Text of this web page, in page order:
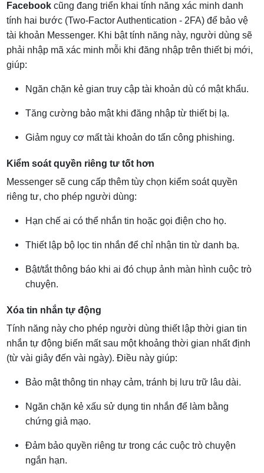
Facebook cũng đang triển khai tính năng xác minh danh
tính hai bước (Two-Factor Authentication - 2FA) để bảo vệ
tài khoản Messenger. Khi bật tính năng này, người dùng sẽ
phải nhập mã xác minh mỗi khi đăng nhập trên thiết bị mới,
giúp:
Ngăn chặn kẻ gian truy cập tài khoản dù có mật khẩu.
Tăng cường bảo mật khi đăng nhập từ thiết bị lạ.
Giảm nguy cơ mất tài khoản do tấn công phishing.
Kiểm soát quyền riêng tư tốt hơn
Messenger sẽ cung cấp thêm tùy chọn kiểm soát quyền
riêng tư, cho phép người dùng:
Hạn chế ai có thể nhắn tin hoặc gọi điện cho họ.
Thiết lập bộ lọc tin nhắn để chỉ nhận tin từ danh bạ.
Bật/tắt thông báo khi ai đó chụp ảnh màn hình cuộc trò
chuyện.
Xóa tin nhắn tự động
Tính năng này cho phép người dùng thiết lập thời gian tin
nhắn tự động biến mất sau một khoảng thời gian nhất định
(từ vài giây đến vài ngày). Điều này giúp:
Bảo mật thông tin nhạy cảm, tránh bị lưu trữ lâu dài.
Ngăn chặn kẻ xấu sử dụng tin nhắn để làm bằng
chứng giả mạo.
Đảm bảo quyền riêng tư trong các cuộc trò chuyện
ngắn hạn.